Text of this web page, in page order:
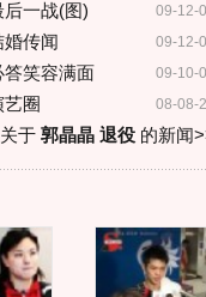
09-12-
一战(图)
09-12-
传闻
09-10-
笑容满面
08-08-
圈
于 郭晶晶 退役的新闻